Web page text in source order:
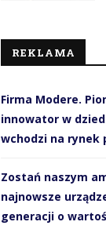
REKLAMA
Firma Modere.
innowator w
wchodzi na rynek
Zostań naszym
najnowsze
generacji o